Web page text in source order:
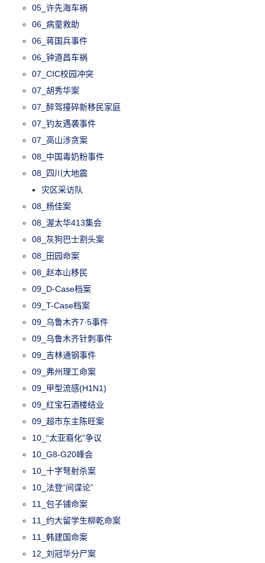
05_许先海车祸
06_病童救助
06_蒋国兵事件
06_钟道昌车祸
07_CIC校园冲突
07_胡秀华案
07_醉驾撞碎新移民家庭
07_钓友遇袭事件
07_高山涉贪案
08_中国毒奶粉事件
08_四川大地震
灾区采访队
08_杨佳案
08_渥太华413集会
08_灰狗巴士割头案
08_田园命案
08_赵本山移民
09_D-Case档案
09_T-Case档案
09_乌鲁木齐7·5事件
09_乌鲁木齐针刺事件
09_吉林通钢事件
09_弗州理工命案
09_甲型流感(H1N1)
09_红宝石酒楼结业
09_超市东主陈旺案
10_“太亚裔化”争议
10_G8-G20峰会
10_十字弩射杀案
10_法登“间谍论”
11_包子铺命案
11_约大留学生柳乾命案
11_韩建国命案
12_刘冠华分尸案